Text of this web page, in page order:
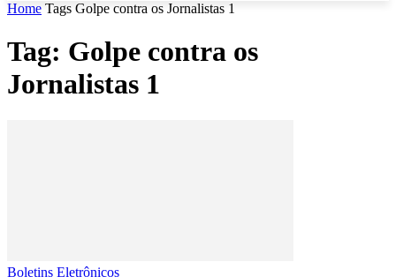
Home Tags Golpe contra os Jornalistas 1
Tag: Golpe contra os
Jornalistas 1
Boletins Eletrônicos